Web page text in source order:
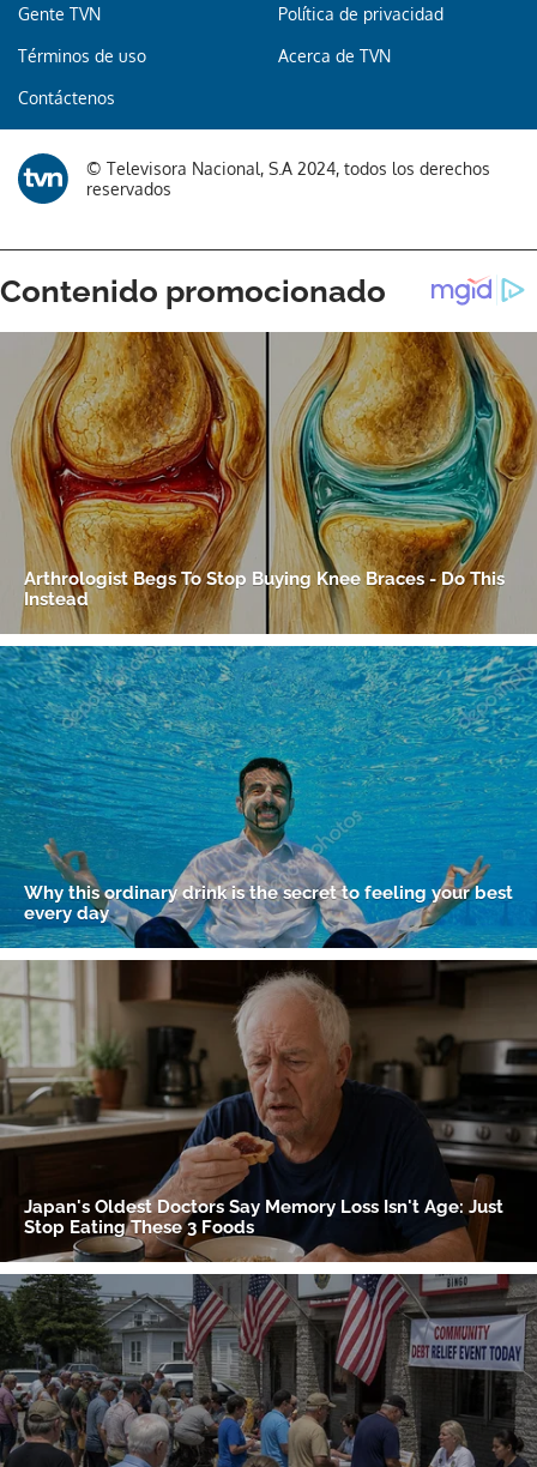
Gente TVN Política de privacidad
Términos de uso Acerca de TVN
Contáctenos
© Televisora Nacional, S.A 2024, todos los derechos
reservados